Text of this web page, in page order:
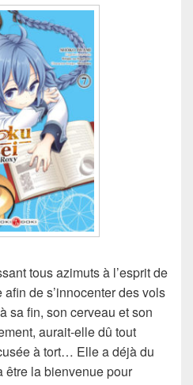
tous azimuts à l’esprit de
de s’innocenter des vols
sa fin, son cerveau et son
aurait-elle dû tout
à tort… Elle a déjà du
être la bienvenue pour